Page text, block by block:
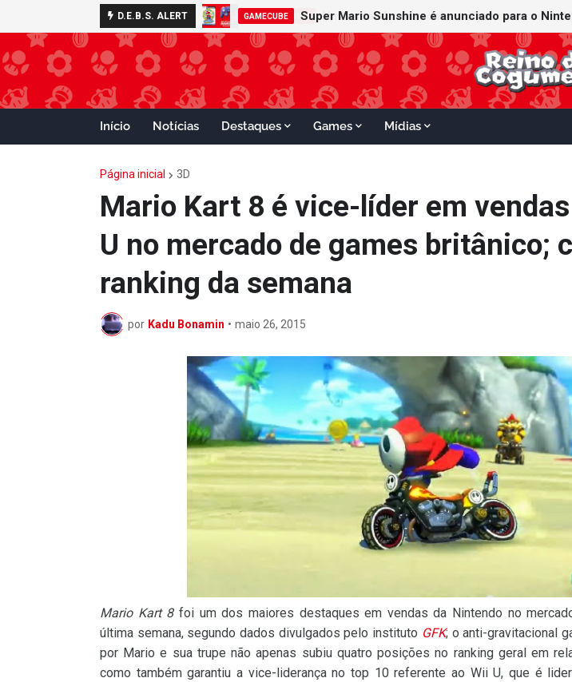
D.E.B.S. ALERT GAMECUBE
Início Notícias Destaques Games Mídias
Página inicial 3D
Mario Kart 8 é vice-líder em
U no mercado de games britânico;
ranking da semana
por Kadu Bonamin • maio 26, 2015
Mario Kart 8foi um dos maiores destaques em vendas da Nintendo no
última semana, segundo dados divulgados pelo instituto GFK; o anti-gravitacional
por Mario e sua trupe não apenas subiu quatro posições no ranking geral em
como também garantiu a vice-liderança no top 10 referente ao Wii U, que é